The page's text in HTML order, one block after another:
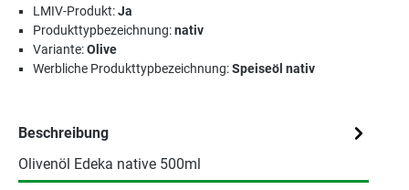
LMIV-Produkt:Ja
Produkttypbezeichnung:nativ
Variante:Olive
Werbliche Produkttypbezeichnung:Speiseöl nativ
Beschreibung
Olivenöl Edeka native 500ml